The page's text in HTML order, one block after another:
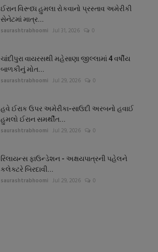
ઈરાન વિરૂધ્ધ હુમલા રોકવાનો પ્રસ્તાવ અમેરીકી
સેનેટમાં માત્ર...
saurashtrabhoomi Jul 31, 2026 0
ચાંદીપુરા વાયરસથી મહેસાણા જીલ્લામાં 4 વર્ષીય
બાળકીનું મોત...
saurashtrabhoomi Jul 29, 2026 0
હવે ઈરાક ઉપર અમેરીકા-સાઉદી અરબનો હવાઈ
હુમલો ઈરાન સમર્થીત...
saurashtrabhoomi Jul 29, 2026 0
રિલાયન્સ ફાઉન્ડેશન - અક્ષયપાત્રની પહેલને
કલેક્ટરે બિરદાવી...
saurashtrabhoomi Jul 29, 2026 0